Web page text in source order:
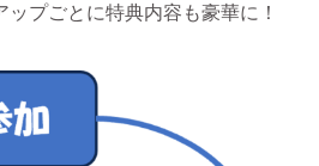
プごとに特典内容も豪華に！